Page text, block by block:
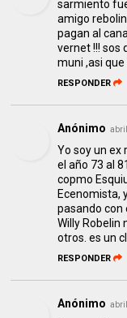
sarmiento
amigo
pagan al
vernet !!! sos
muni ,asi que
RESPONDER
Anónimo
Yo soy un ex
el año 73 al
copmo
Ecenomista,
pasando con
Willy Robelin
otros. es un
RESPONDER
Anónimo